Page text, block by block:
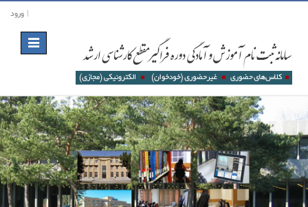
ورود
Toggle
navigation